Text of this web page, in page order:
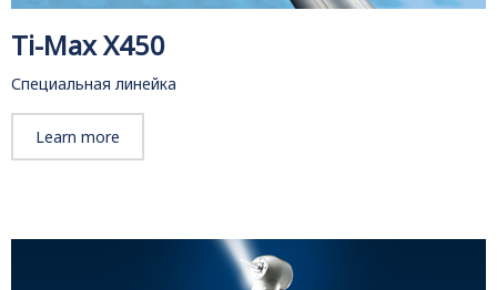
Ti-Max X450
Специальная линейка
Learn more